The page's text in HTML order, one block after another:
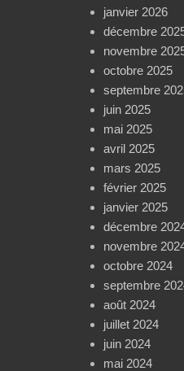
janvier 2026
décembre
novembre
octobre 2025
septembre
juin 2025
mai 2025
avril 2025
mars 2025
février 2025
janvier 2025
décembre
novembre
octobre 2024
septembre
août 2024
juillet 2024
juin 2024
mai 2024